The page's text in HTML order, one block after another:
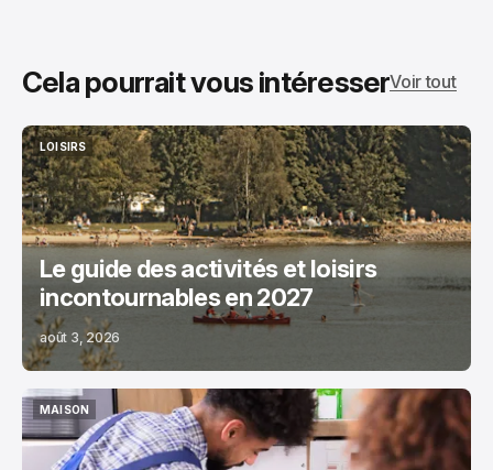
Cela pourrait vous intéresserVoir tout
LOISIRS
LOISIRS
Le guide des activités et loisirs
incontournables en 2027
août 3, 2026
MAISON
MAISON